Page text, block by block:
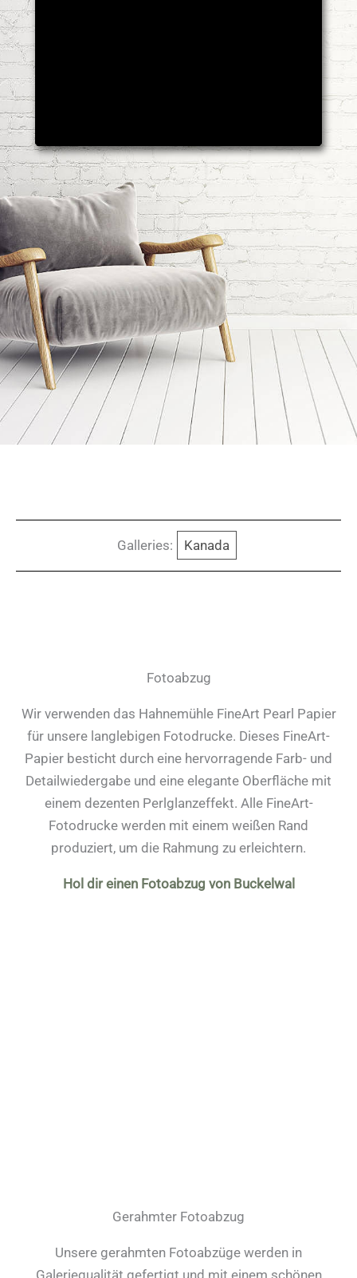
Galleries: Kanada
Fotoabzug
Wir verwenden das Hahnemühle FineArt Pearl Papier
für unsere langlebigen Fotodrucke. Dieses FineArt-
Papier besticht durch eine hervorragende Farb- und
Detailwiedergabe und eine elegante Oberfläche mit
einem dezenten Perlglanzeffekt. Alle FineArt-
Fotodrucke werden mit einem weißen Rand
produziert, um die Rahmung zu erleichtern.
Hol dir einen Fotoabzug von Buckelwal
Gerahmter Fotoabzug
Unsere gerahmten Fotoabzüge werden in
Galeriequalität gefertigt und mit einem schönen